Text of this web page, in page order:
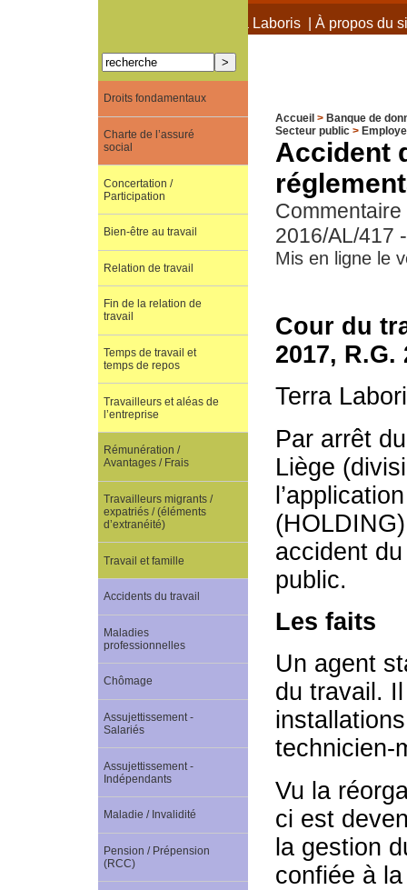
À propos de Terra Laboris| À propos du
Accueil > Banque de
Secteur public>
Accident
2016/AL/417
Mis en ligne le
Cour du
2017, R.G.
Terra
Par arrêt
Liège
accident
public.
Les faits
Un agent
du travail.
technicien-
Vu la
ci est
la gestion
confiée à
Droits fondamentaux
Charte de l’assuré
social
Concertation /
Participation
Bien-être au travail
Relation de travail
Fin de la relation de
travail
Temps de travail et
temps de repos
Travailleurs et aléas de
l’entreprise
Rémunération /
Avantages / Frais
Travailleurs migrants /
expatriés / (éléments
d’extranéité)
Travail et famille
Accidents du travail
Maladies
professionnelles
Chômage
Assujettissement -
Salariés
Assujettissement -
Indépendants
Maladie / Invalidité
Pension / Prépension
(RCC)